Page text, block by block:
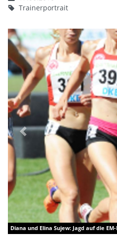
Trainerportrait
Eileen Demes: Für die
Previous